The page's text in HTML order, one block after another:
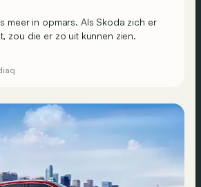
meer in opmars. Als Skoda zich er
zou die er zo uit kunnen zien.